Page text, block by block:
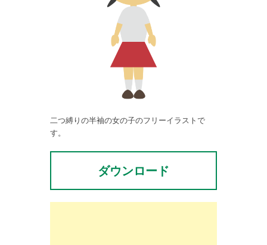
二つ縛りの半袖の女の子のフリーイラストで
す。
ダウンロード